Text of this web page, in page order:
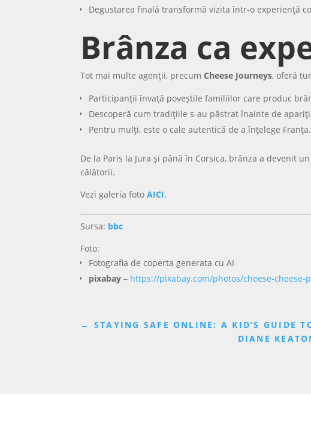
Degustarea finală transformă vizita într-o experiență
Brânza ca
Tot mai multe agenții, precum Cheese Journeys, oferă
Participanții învață poveștile familiilor care produc
Descoperă cum tradițiile s-au păstrat înainte de
Pentru mulți, este o cale autentică de a înțelege Franța.
De la Paris la Jura și până în Corsica, brânza a devenit
călătorii.
Vezi galeria fotoAICI.
Sursa: bbc
Foto:
Fotografia de coperta generata cu AI
pixabay – https://pixabay.com/photos/cheese-
← STAYING SAFE ONLINE: A KID’S GUIDE
DIANE